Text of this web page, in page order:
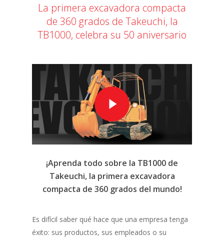
La primera excavadora compacta
de 360 grados de Takeuchi, la
TB1000, celebra su 50 aniversario
¡Aprenda todo sobre la TB1000 de
Takeuchi, la primera excavadora
compacta de 360 ​​grados del mundo!
Es difícil saber qué hace que una empresa tenga
éxito: sus productos, sus empleados o su